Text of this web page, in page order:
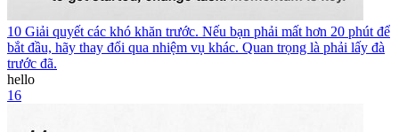
10 Giải quyết các khó khăn trước. Nếu bạn phải mất hơn 20 phút để
bắt đầu, hãy thay đổi qua nhiệm vụ khác. Quan trọng là phải lấy đà
trước đã.
hello
16